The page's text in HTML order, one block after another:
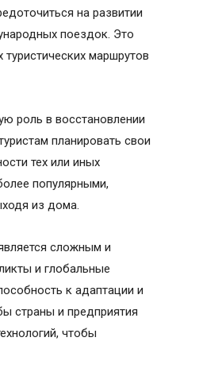
на развитии
поездок. Это
маршрутов
роль в восстановлении
планировать свои
тех или иных
популярными,
из дома.
сложным и
и глобальные
к адаптации и
страны и предприятия
чтобы